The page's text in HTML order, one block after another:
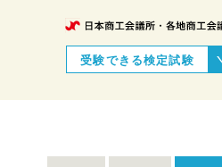
受験できる検定試験